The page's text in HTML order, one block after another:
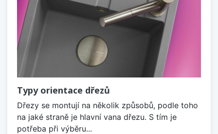
Typy orientace dřezů
Dřezy se montují na několik způsobů, podle toho
na jaké straně je hlavní vana dřezu. S tím je
potřeba při výběru...